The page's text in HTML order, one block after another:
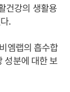
건강의 생활용
.
엠랩의 흡수합
성분에 대한 보